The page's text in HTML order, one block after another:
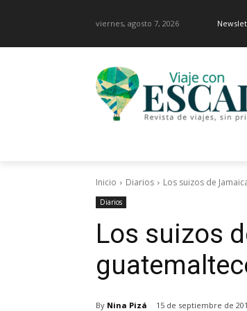
viernes, agosto 7, 2026
Inicio Diarios Los suizos de
Diarios
Los suizos
By Nina Pizá 15 de septiembre de